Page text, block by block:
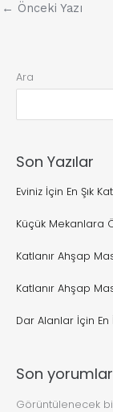
← Önceki Yazı
Ara
Son Yazılar
Eviniz İçin En Şık
Küçük Mekanlara
Katlanır Ahşap
Katlanır Ahşap
Dar Alanlar İçin
Son yorumlar
Görüntülenecek